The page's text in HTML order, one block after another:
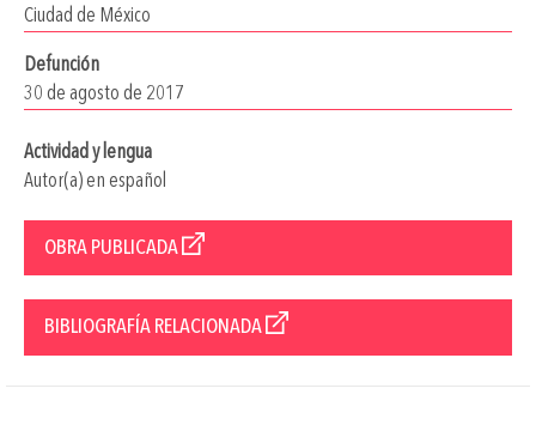
Ciudad de México
Defunción
30 de agosto de 2017
Actividad y lengua
Autor(a) en español
OBRA PUBLICADA
BIBLIOGRAFÍA RELACIONADA